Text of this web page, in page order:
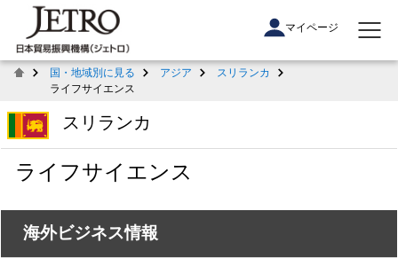
マイページ
国・地域別に見る アジア
スリランカ
ライフサイエンス
スリランカ
ライフサイエンス
海外ビジネス情報